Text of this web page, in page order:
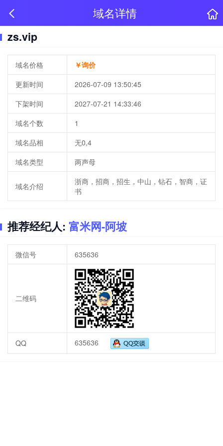
域名详情
zs.vip
域名价格
￥询价
更新时间
2026-07-09 13:50:45
下架时间
2027-07-21 14:33:46
域名个数
1
域名品相
无0,4
域名类型
两声母
域名介绍
浙商，招商，招生，中山，钻石，智商，证
书
推荐经纪人: 富米网-阿坡
微信号 635636
二维码
QQ 635636